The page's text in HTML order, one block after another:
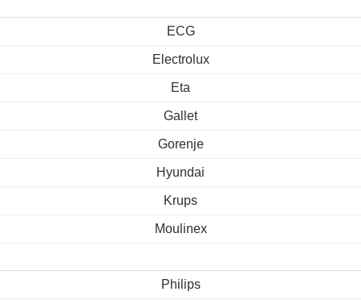
ECG
Electrolux
Eta
Gallet
Gorenje
Hyundai
Krups
Moulinex
Philips